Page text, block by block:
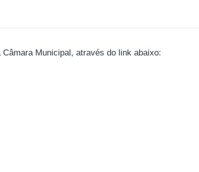
Municipal, através do link abaixo: